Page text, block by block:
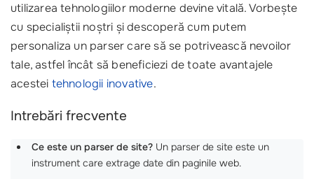
utilizarea tehnologiilor moderne devine vitală. Vorbește
cu specialiștii noștri și descoperă cum putem
personaliza un parser care să se potrivească nevoilor
tale, astfel încât să beneficiezi de toate avantajele
acestei tehnologii inovative.
Intrebări frecvente
Ce este un parser de site? Un parser de site este un
instrument care extrage date din paginile web.